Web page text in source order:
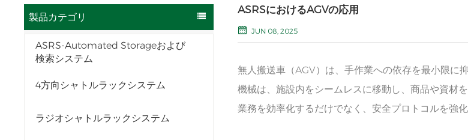
製品カテゴリ
ASRS-Automated Storageおよび
検索システム
4方向シャトルラックシステム
ラジオシャトルラックシステム
ASRSにおけるAGVの応用
JUN 08, 2025
無人搬送車（AGV）は、手作業への依存を最小限に
機械は、施設内をシームレスに移動し、商品や資材
業務を効率化するだけでなく、安全プロトコルを強